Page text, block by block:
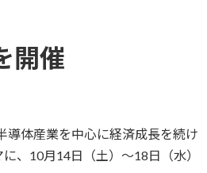
開催
導体産業を中心に経済成長を続け
、10月14日（土）～18日（水）